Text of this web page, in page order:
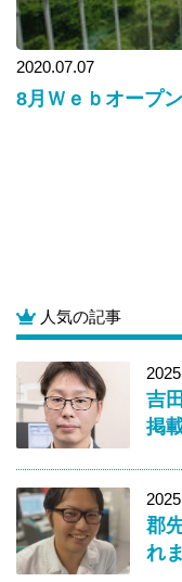
2020.07.07
8月Ｗｅｂオープ
人気の記事
吉
掲
郡
れ